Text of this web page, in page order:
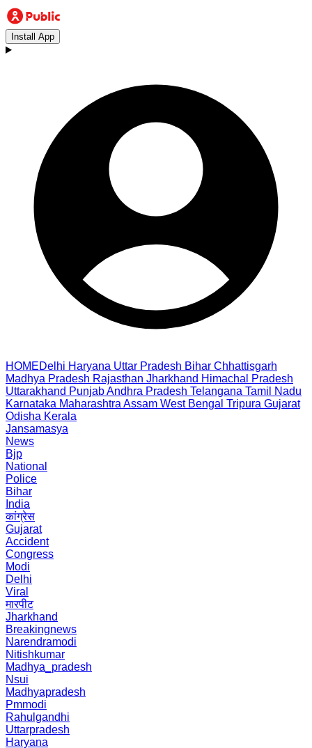
Install App
HOMEDelhi Haryana Uttar Pradesh Bihar Chhattisgarh
Madhya Pradesh Rajasthan Jharkhand Himachal Pradesh
Uttarakhand PunjabAndhra Pradesh Telangana Tamil Nadu
Karnataka Maharashtra Assam West Bengal Tripura Gujarat
Odisha Kerala
Jansamasya
News
Bjp
National
Police
Bihar
India
कांग्रेस
Gujarat
Accident
Congress
Modi
Delhi
Viral
मारपीट
Jharkhand
Breakingnews
Narendramodi
Nitishkumar
Madhya_pradesh
Nsui
Madhyapradesh
Pmmodi
Rahulgandhi
Uttarpradesh
Haryana